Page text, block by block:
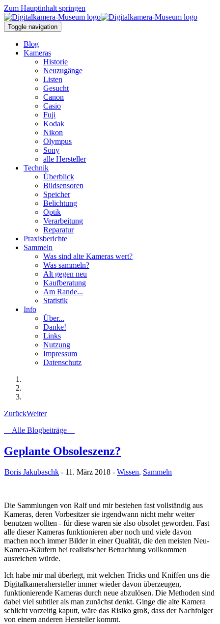
Zum Hauptinhalt springen
Toggle navigation
Blog
Kameras
Historie
Neuzugänge
Listen
Gesucht
Canon
Casio
Fuji
Kodak
Nikon
Olympus
Sony
alle Hersteller
Technik
Überblick
Bildsensoren
Speicher
Belichtung
Optik
Verarbeitung
Reparatur
Praxisberichte
Sammeln
Was sind alte Kameras wert?
Was sammeln?
Alt gegen neu
Kaufberatung
Am Rande...
Statistik
Info
Über...
Danke!
Links
Nutzung
Impressum
Datenschutz
ZurückWeiter
Alle Blogbeiträge
Geplante Obsoleszenz?
Boris Jakubaschk - 11. März 2018 - Wissen, Sammeln
Die Sammlungen von Ralf und mir bestehen fast vollständig aus
Kameras, deren Vorbesitzer sie irgendwann nicht mehr weiter
benutzen wollten - für diese waren sie also obsolet geworden. Fast
alle dieser Kameras funktionieren aber noch und viele davon
machen noch immer Bilder in einer Qualität, die den meisten Neu-
Kamera-Käufern bei realistischer Betrachtung vollkommen
ausreichen würde.
Ich habe mir mal überlegt, mit welchen Tricks und Kniffen uns die
Digitalkamerahersteller immer wieder davon überzeugen,
funktionierende Kameras durch neue abzulösen. Die Methoden sind
dabei viel subtiler als man zunächst denkt. Ginge die alte Kamera
schlicht vorzeitig kaputt, wäre das Risiko groß, dass der Nachfolger
von einem anderen Hersteller kommt.